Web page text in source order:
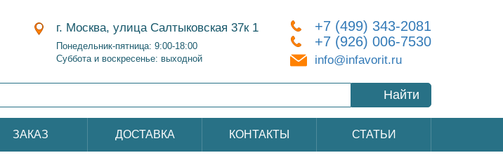
г. Москва, улица Салтыковская 37к 1
Понедельник-пятница: 9:00-18:00
Суббота и воскресенье: выходной
+7 (499) 343-2081
+7 (926) 006-7530
info@infavorit.ru
Найти
ЗАКАЗ ДОСТАВКА КОНТАКТЫ СТАТЬИ